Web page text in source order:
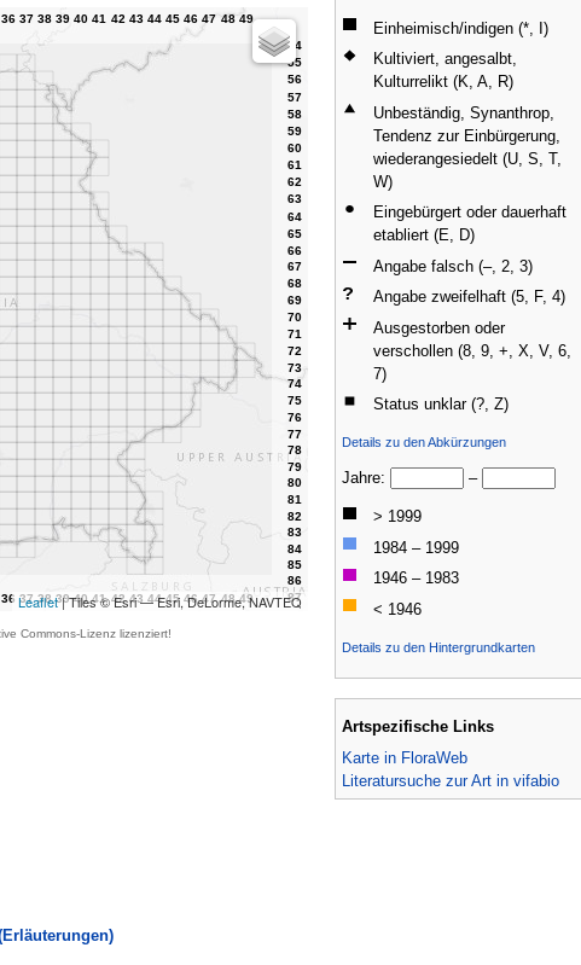
Leaflet| Tiles © Esri — Esri, DeLorme, NAVTEQ
Commons-Lizenz lizenziert!
Einheimisch/indigen (*, I)
Kultiviert, angesalbt,
Kulturrelikt (K, A, R)
Unbeständig, Synanthrop,
Tendenz zur Einbürgerung,
wiederangesiedelt (U, S, T,
W)
Eingebürgert oder dauerhaft
etabliert (E, D)
Angabe falsch (–, 2, 3)
Angabe zweifelhaft (5, F, 4)
Ausgestorben oder
verschollen (8, 9, +, X, V, 6,
7)
Status unklar (?, Z)
Details zu den Abkürzungen
Jahre: –
> 1999
1984 – 1999
1946 – 1983
< 1946
Details zu den Hintergrundkarten
Artspezifische Links
Karte in FloraWeb
Literatursuche zur Art in vifabio